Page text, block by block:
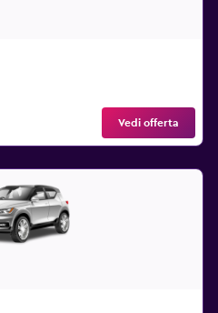
Vedi offerta